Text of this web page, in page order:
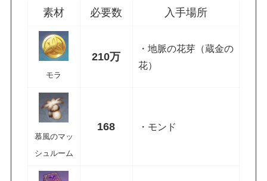
素材 必要数 入手場所
モラ
210万
・地脈の花芽（蔵金の
花）
慕風のマッ
シュルーム
168 ・モンド